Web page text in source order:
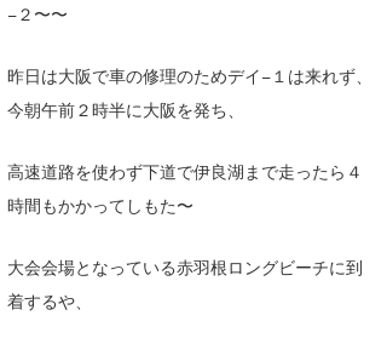
−２〜〜
昨日は大阪で車の修理のためデイ−１は来れず、
今朝午前２時半に大阪を発ち、
高速道路を使わず下道で伊良湖まで走ったら４
時間もかかってしもた〜
大会会場となっている赤羽根ロングビーチに到
着するや、
ライター/寄稿メディア
Naoya Kimoto
mitsuteru Kamio
Yasunari Inoue
メディア
SURFMEDIA
Colors MAGAZINE
波伝説アンバサダー/プロライダー
福島寿実子
波伝説スタッフ